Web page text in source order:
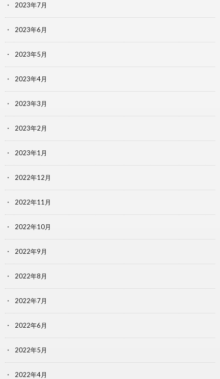
2023年7月
2023年6月
2023年5月
2023年4月
2023年3月
2023年2月
2023年1月
2022年12月
2022年11月
2022年10月
2022年9月
2022年8月
2022年7月
2022年6月
2022年5月
2022年4月